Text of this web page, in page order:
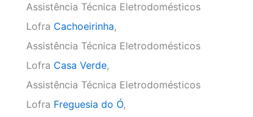
Assistência Técnica Eletrodomésticos
Lofra Cachoeirinha,
Assistência Técnica Eletrodomésticos
Lofra Casa Verde,
Assistência Técnica Eletrodomésticos
Lofra Freguesia do Ó,